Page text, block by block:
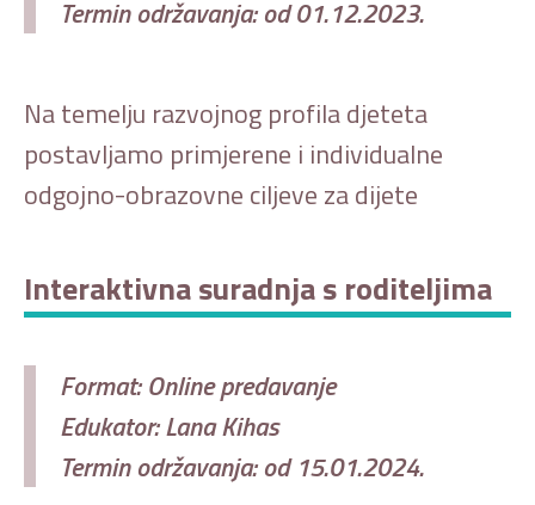
Termin održavanja: od 01.12.2023.
Na temelju razvojnog profila djeteta
postavljamo primjerene i individualne
odgojno-obrazovne ciljeve za dijete
Interaktivna suradnja s roditeljima
Format: Online predavanje
Edukator: Lana Kihas
Termin održavanja: od 15.01.2024.